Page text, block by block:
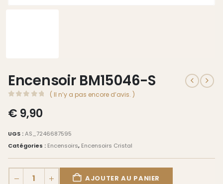
Encensoir BM15046-S
( Il n’y a pas encore d’avis. )
€ 9,90
UGS :AS_7246687595
Catégories : Encensoirs, Encensoirs Cristal
AJOUTER AU PANIER